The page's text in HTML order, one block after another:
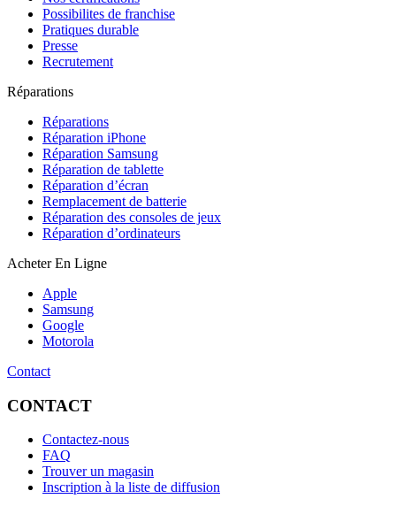
Possibilites de franchise
Pratiques durable
Presse
Recrutement
Réparations
Réparations
Réparation iPhone
Réparation Samsung
Réparation de tablette
Réparation d’écran
Remplacement de batterie
Réparation des consoles de jeux
Réparation d’ordinateurs
Acheter En Ligne
Apple
Samsung
Google
Motorola
Contact
CONTACT
Contactez-nous
FAQ
Trouver un magasin
Inscription à la liste de diffusion